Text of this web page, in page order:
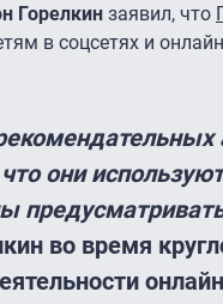
Горелкин заявил, что
в соцсетях и
они
во время